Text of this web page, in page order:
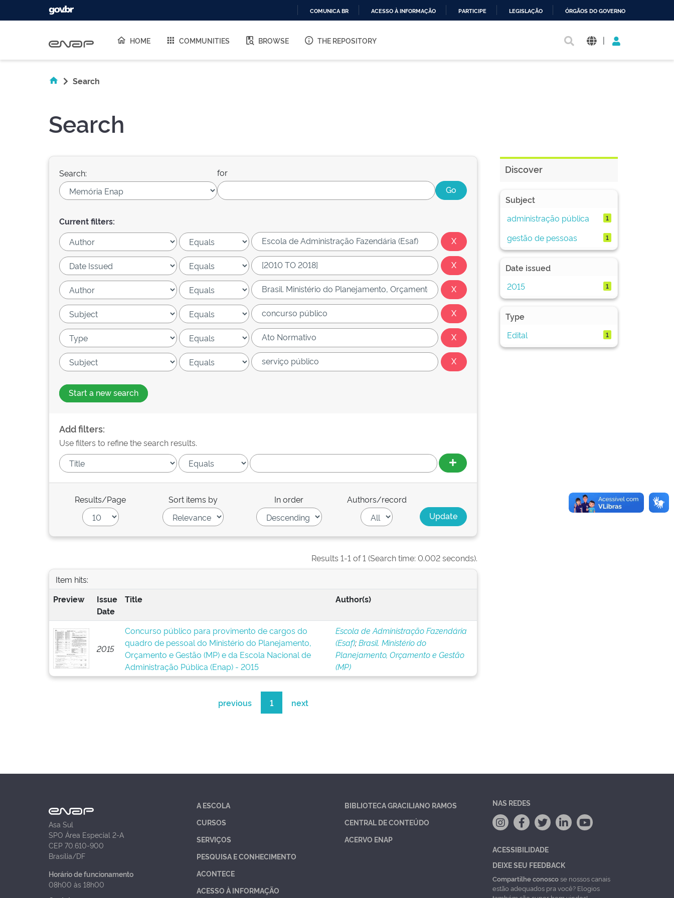
O
COMUNICA BR ACESSO À INFORMAÇÃO PARTICIPE LEGISLAÇÃO ÓRGÃOS DO GOVERNO
HOME COMMUNITIES BROWSE THE REPOSITORY |
Search
Search
Search: for
Current filters:
Start a new search
Add filters:
Use filters to refine the search results.
Results/Page Sort items by In order Authors/record
Results 1-1 of 1 (Search time: 0.002 seconds).
Item hits:
Preview
Issue
Date
Title Author(s)
2015
Concurso público para provimento de cargos do
quadro de pessoal do Ministério do Planejamento,
Orçamento e Gestão (MP) e da Escola Nacional de
Administração Pública (Enap) - 2015
Escola de Administração Fazendária
(Esaf);Brasil. Ministério do
Planejamento, Orçamento e Gestão
(MP)
previous 1 next
Discover
Subject
administração pública
1
gestão de pessoas 1
Date issued
2015
1
Type
Edital
1
Asa Sul
SPO Área Especial 2-A
CEP 70.610-900
Brasília/DF
Horário de funcionamento
08h00 às 18h00
A ESCOLA
CURSOS
SERVIÇOS
PESQUISA E CONHECIMENTO
ACONTECE
ACESSO À INFORMAÇÃO
BIBLIOTECA GRACILIANO RAMOS
CENTRAL DE CONTEÚDO
ACERVO ENAP
NAS REDES
ACESSIBILIDADE
DEIXE SEU FEEDBACK
Compartilhe conoscose nossos canais
estão adequados pra você? Elogios